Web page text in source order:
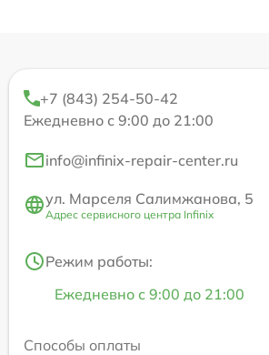
+7 (843) 254-50-42
Ежедневно с 9:00 до 21:00
info@infinix-repair-center.ru
ул. Марселя Салимжанова, 5
Адрес сервисного центра Infinix
Режим работы:
Ежедневно с 9:00 до 21:00
Способы оплаты